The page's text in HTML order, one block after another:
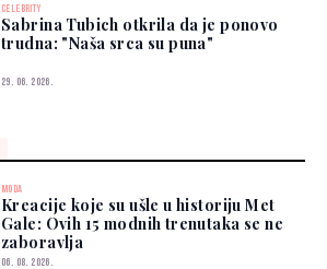
CELEBRITY
Sabrina Tubich otkrila da je ponovo
trudna: "Naša srca su puna"
29. 06. 2026.
MODA
Kreacije koje su ušle u historiju Met
Gale: Ovih 15 modnih trenutaka se ne
zaboravlja
06. 08. 2026.